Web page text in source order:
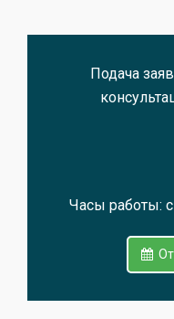
Подача
Часы работы: с